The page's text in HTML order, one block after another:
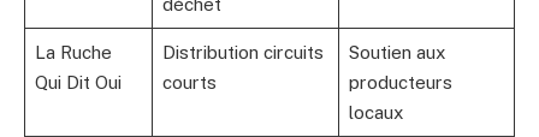
La Ruche
Qui Dit Oui
Distribution circuits
courts
Soutien aux
producteurs
locaux